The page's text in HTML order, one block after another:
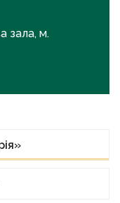
зала, м.